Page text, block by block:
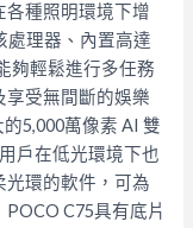
各種照明環境下增
處理器、內置高達
夠輕鬆進行多任務
享受無間斷的娛樂
5,000萬像素 AI 雙
戶在低光環境下也
光環的軟件，可為
C75具有底片